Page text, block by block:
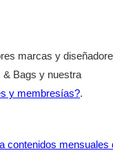
marcas y
& Bags y nuestra
y membresías?.
contenidos mensuales